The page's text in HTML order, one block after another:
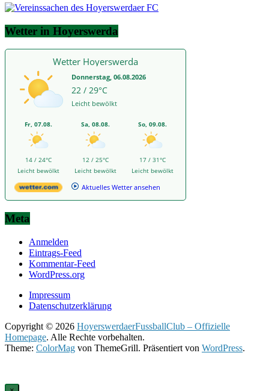
Wetter in Hoyerswerda
Wetter Hoyerswerda
Donnerstag, 06.08.2026
22 / 29°C
Leicht bewölkt
Fr, 07.08.
14 / 24°C
Leicht bewölkt
Sa, 08.08.
12 / 25°C
Leicht bewölkt
So, 09.08.
17 / 31°C
Leicht bewölkt
Aktuelles Wetter ansehen
Meta
Anmelden
Eintrags-Feed
Kommentar-Feed
WordPress.org
Impressum
Datenschutzerklärung
Copyright © 2026 HoyerswerdaerFussballClub – Offizielle
Homepage. Alle Rechte vorbehalten.
Theme: ColorMag von ThemeGrill. Präsentiert von WordPress.